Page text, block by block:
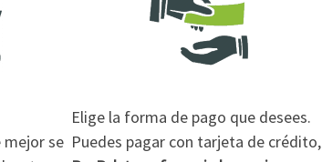
mejor se
Elige la forma de pago que desees.
Puedes pagar con tarjeta de crédito,